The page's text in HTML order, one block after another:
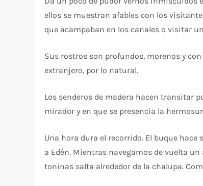
ellos se muestran afables con los
que acampaban en los canales o visitar
Sus rostros son profundos, morenos y
extranjero, por lo natural.
Los senderos de madera hacen transitar
mirador y en que se presencia la
Una hora dura el recorrido. El buque
a Edén. Mientras navegamos de vuelta
toninas salta alrededor de la chalupa.